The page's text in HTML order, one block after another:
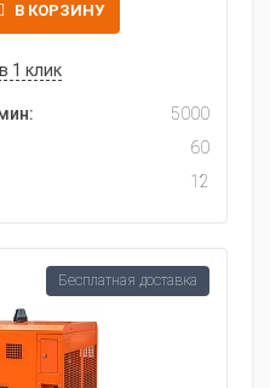
В КОРЗИНУ
1 клик
5000
60
12
Бесплатная доставка